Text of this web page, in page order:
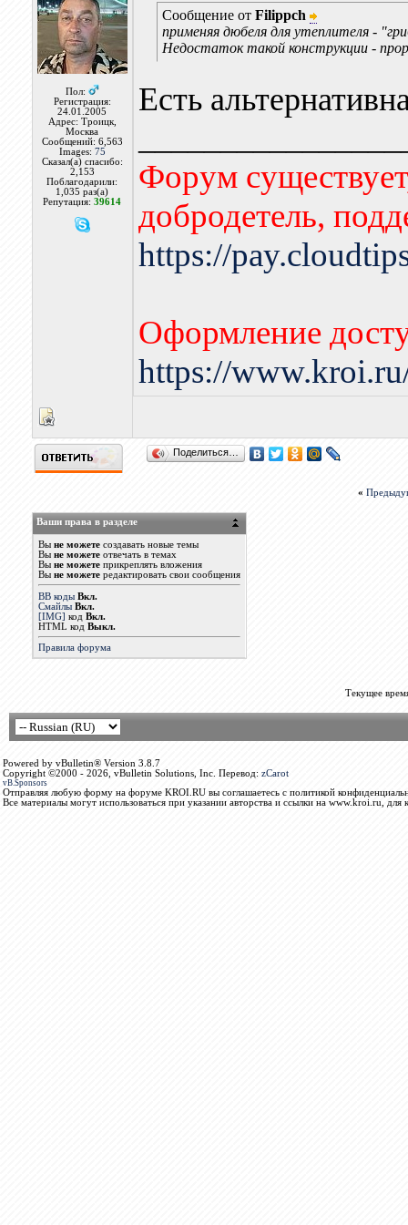
Пол:
Регистрация:
24.01.2005
Адрес: Троицк,
Москва
Сообщений: 6,563
Images: 75
Сказал(а) спасибо:
2,153
Поблагодарили:
1,035 раз(а)
Репутация:39614
Сообщение от Filippch
применяя дюбеля для утеплителя -
Недостаток такой конструкции -
Есть
Форум
добродетель,
https://
Оформление
https://
Поделиться…
«
Ваши права в разделе
Вы не можетесоздавать новые темы
Вы не можетеотвечать в темах
Вы не можетеприкреплять вложения
Вы не можетередактировать свои сообщения
BB коды Вкл.
Смайлы Вкл.
[IMG] код Вкл.
HTML код Выкл.
Правила форума
Текущее
Powered by vBulletin® Version 3.8.7
Copyright ©2000 - 2026, vBulletin Solutions, Inc. Перевод: zCarot
vB.Sponsors
Отправляя любую форму на форуме KROI.RU вы соглашаетесь с политикой
Все материалы могут использоваться при указании авторства и ссылки на www.kroi.ru, для